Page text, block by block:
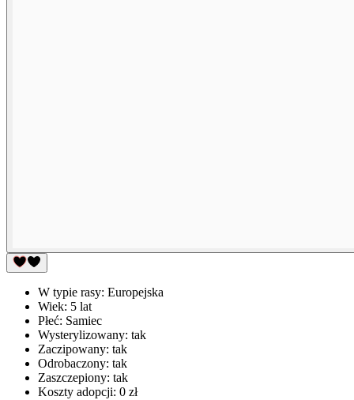
W typie rasy: Europejska
Wiek: 5 lat
Płeć: Samiec
Wysterylizowany: tak
Zaczipowany: tak
Odrobaczony: tak
Zaszczepiony: tak
Koszty adopcji: 0 zł